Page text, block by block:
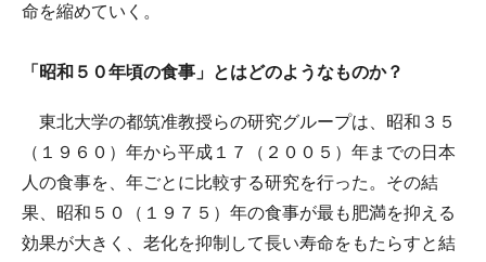
命を縮めていく。
「昭和５０年頃の食事」とはどのようなものか？
東北大学の都筑准教授らの研究グループは、昭和３５
（１９６０）年から平成１７（２００５）年までの日本
人の食事を、年ごとに比較する研究を行った。その結
果、昭和５０（１９７５）年の食事が最も肥満を抑える
効果が大きく、老化を抑制して長い寿命をもたらすと結